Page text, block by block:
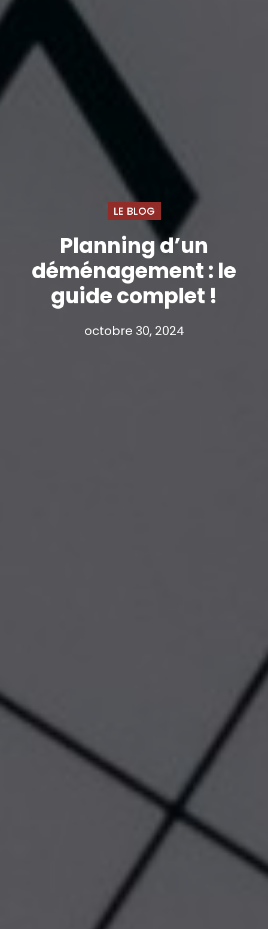
LE BLOG
Planning d’un
déménagement : le
guide complet !
octobre 30, 2024